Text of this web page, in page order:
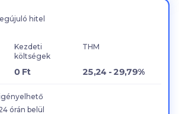
hitel
Kezdeti
költségek
0 Ft
THM
25,24 - 29,79%
órán belül